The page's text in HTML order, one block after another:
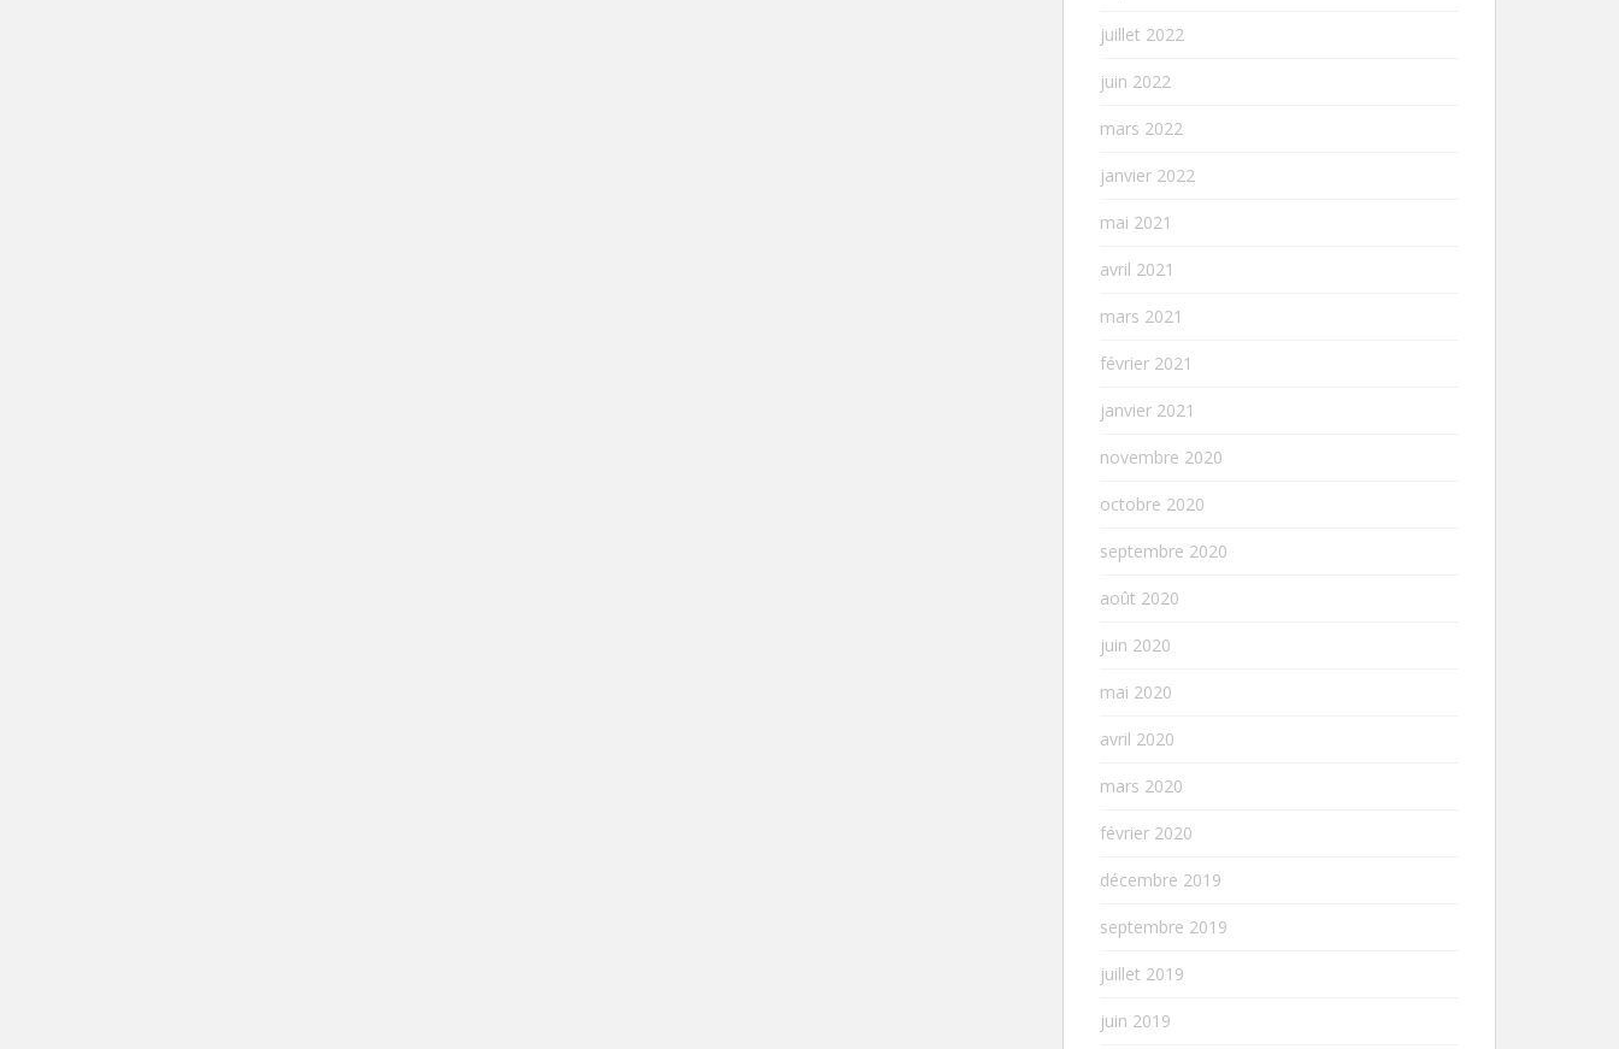
juillet 2022
juin 2022
mars 2022
janvier 2022
mai 2021
avril 2021
mars 2021
février 2021
janvier 2021
novembre 2020
octobre 2020
septembre 2020
août 2020
juin 2020
mai 2020
avril 2020
mars 2020
février 2020
décembre 2019
septembre 2019
juillet 2019
juin 2019